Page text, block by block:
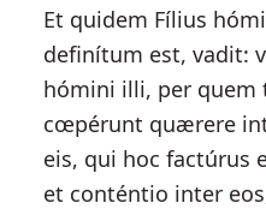
Et quidem Fílius
definítum est, vadit:
hómini illi, per quem
cœpérunt quærere
eis, qui hoc factúrus
et conténtio inter